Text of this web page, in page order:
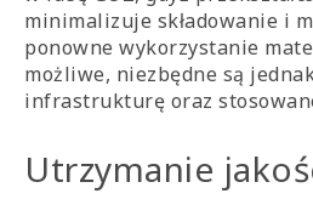
minimalizuje składowanie i
ponowne wykorzystanie
możliwe, niezbędne są
infrastrukturę oraz
Utrzymanie